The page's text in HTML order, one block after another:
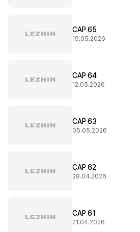
CAP 65
19.05.2026
CAP 64
12.05.2026
CAP 63
05.05.2026
CAP 62
28.04.2026
CAP 61
21.04.2026